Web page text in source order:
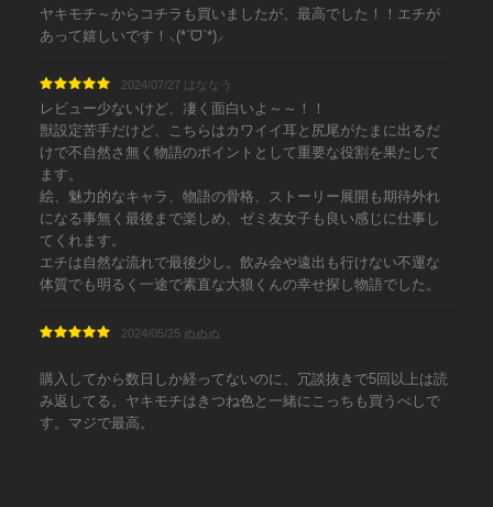
ヤキモチ～からコチラも買いましたが、最高でした！！エチが
あって嬉しいです！⸜(*ˊᗜˋ*)⸝
2024/07/27 はななう
レビュー少ないけど、凄く面白いよ～～！！
獣設定苦手だけど、こちらはカワイイ耳と尻尾がたまに出るだ
けで不自然さ無く物語のポイントとして重要な役割を果たして
ます。
絵、魅力的なキャラ、物語の骨格、ストーリー展開も期待外れ
になる事無く最後まで楽しめ、ゼミ友女子も良い感じに仕事し
てくれます。
エチは自然な流れで最後少し。飲み会や遠出も行けない不運な
体質でも明るく一途で素直な大狼くんの幸せ探し物語でした。
2024/05/25 ぬぬぬ
購入してから数日しか経ってないのに、冗談抜きで5回以上は読
み返してる。ヤキモチはきつね色と一緒にこっちも買うべしで
す。マジで最高。